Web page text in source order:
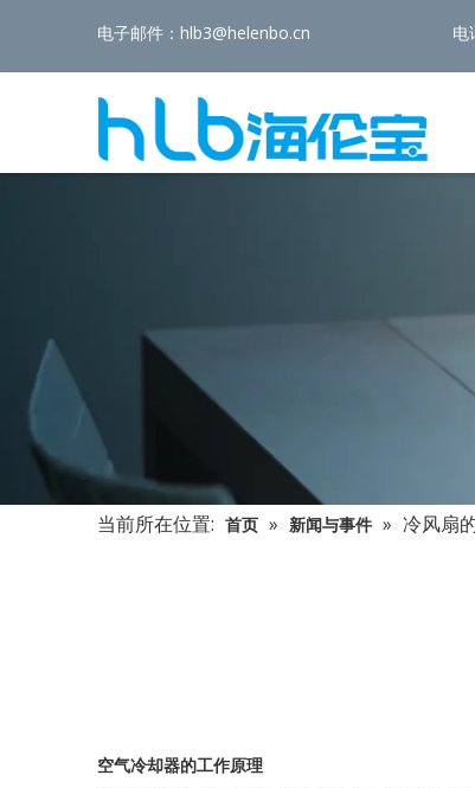
电子邮件： hlb3@helenbo.cn 电
当前所在位置: 首页 » 新闻与事件 » 冷风扇
空气冷却器的工作原理